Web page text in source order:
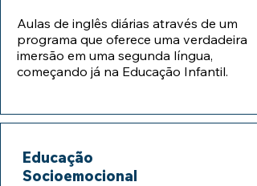
Aulas de inglês diárias através de um
programa que oferece uma verdadeira
imersão em uma segunda língua,
começando já na Educação Infantil.
Educação
Socioemocional